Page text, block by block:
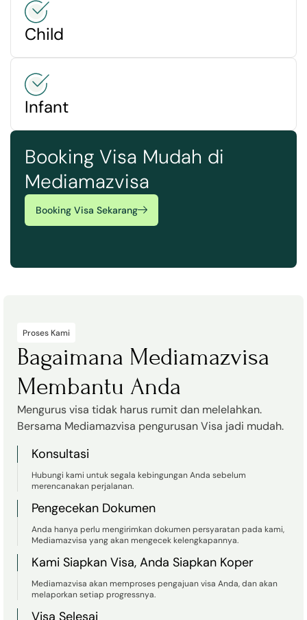
Child
Infant
Booking Visa Mudah di
Mediamazvisa
Booking Visa Sekarang
Proses Kami
Bagaimana Mediamazvisa
Membantu Anda
Mengurus visa tidak harus rumit dan melelahkan.
Bersama Mediamazvisa pengurusan Visa jadi mudah.
Konsultasi
Hubungi kami untuk segala kebingungan Anda sebelum
merencanakan perjalanan.
Pengecekan Dokumen
Anda hanya perlu mengirimkan dokumen persyaratan pada kami,
Mediamazvisa yang akan mengecek kelengkapannya.
Kami Siapkan Visa, Anda Siapkan Koper
Mediamazvisa akan memproses pengajuan visa Anda, dan akan
melaporkan setiap progressnya.
Visa Selesai